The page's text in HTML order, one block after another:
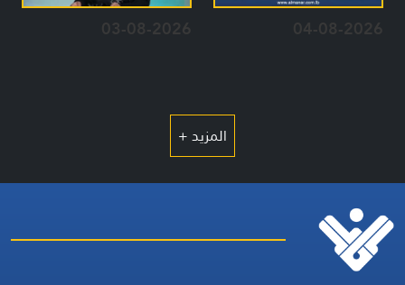
04-08-2026
03-08-2026
المزيد +